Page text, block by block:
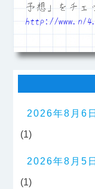
予想」をチ
http://
2026年8月6日
(1)
2026年8月5日
(1)